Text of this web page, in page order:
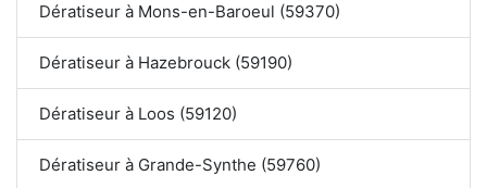
Dératiseur à Mons-en-Baroeul (59370)
Dératiseur à Hazebrouck (59190)
Dératiseur à Loos (59120)
Dératiseur à Grande-Synthe (59760)